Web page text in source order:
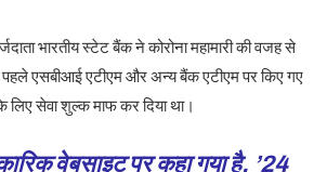
भारतीय स्टेट बैंक ने कोरोना महामारी की वजह से
एसबीआई एटीएम और अन्य बैंक एटीएम पर किए गए
सेवा शुल्क माफ कर दिया था।
वेबसाइट पर कहा गया है, ’24